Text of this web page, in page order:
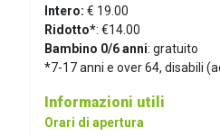
Intero: € 19.00
Ridotto*: €14.00
Bambino 0/6 anni: gratuito
*7-17 anni e over 64, disabili
Informazioni utili
Orari di apertura